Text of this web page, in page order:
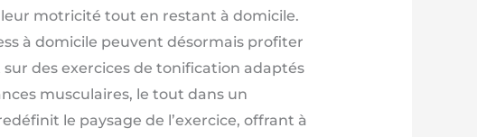
motricité tout en restant à domicile.
à domicile peuvent désormais profiter
des exercices de tonification adaptés
musculaires, le tout dans un
le paysage de l’exercice, offrant à